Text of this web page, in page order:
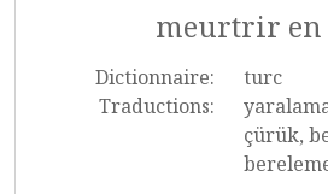
meurtrir en
Dictionnaire:
turc
Traductions:
çürük,